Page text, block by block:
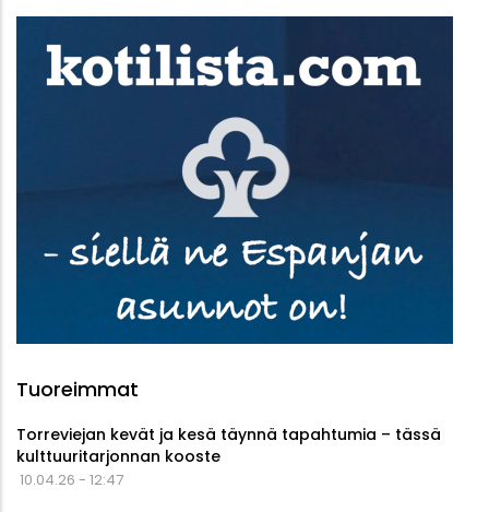
Tuoreimmat
Torreviejan kevät ja kesä täynnä tapahtumia – tässä
kulttuuritarjonnan kooste
10.04.26 - 12:47